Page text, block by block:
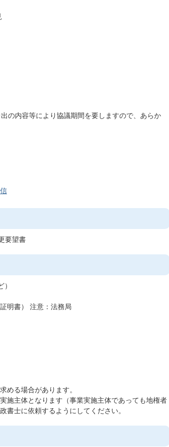
の内容等により協議期間を要しますので、あらか
要望書
明書） 注意：法務局
める場合があります。
施主体となります（事業実施主体であっても地権者
書士に依頼するようにしてください。